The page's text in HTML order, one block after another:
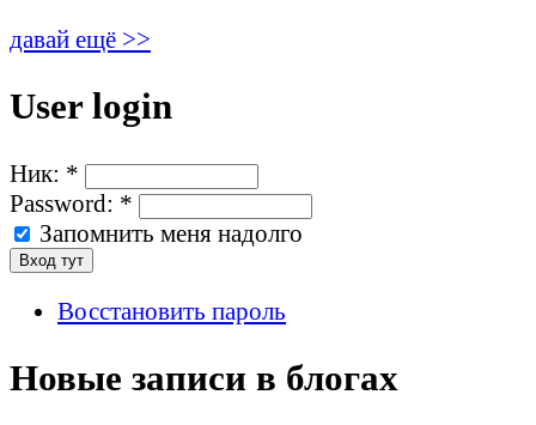
давай ещё >>
User login
Ник: *
Password: *
Запомнить меня надолго
Восстановить пароль
Новые записи в блогах